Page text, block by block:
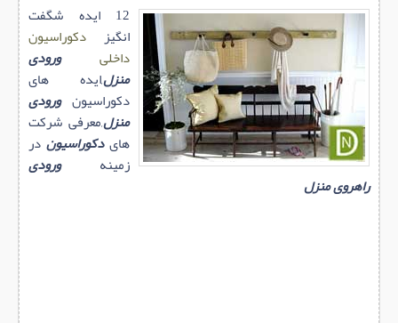
12 ایده شگفت
انگیز دکوراسیون
داخلی ورودی
منزل,ایده های
دکوراسیون ورودی
منزل,معرفی شرکت
هایدکوراسیون در
زمینهورودی
راهروی منزل